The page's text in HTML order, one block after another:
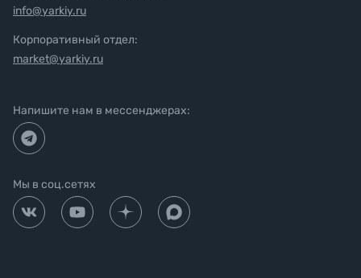
info@yarkiy.ru
Корпоративный отдел:
market@yarkiy.ru
Напишите нам в мессенджерах:
Мы в соц.сетях